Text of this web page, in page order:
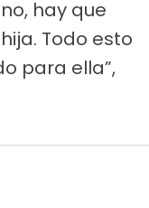
hay que
Todo esto
para ella”,